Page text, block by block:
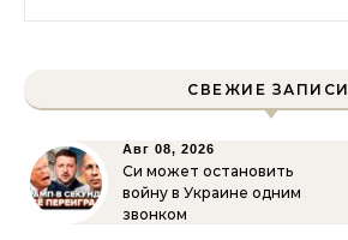
СВЕЖИЕ ЗАПИСИ
Авг 08, 2026
Си может остановить
войну в Украине одним
звонком